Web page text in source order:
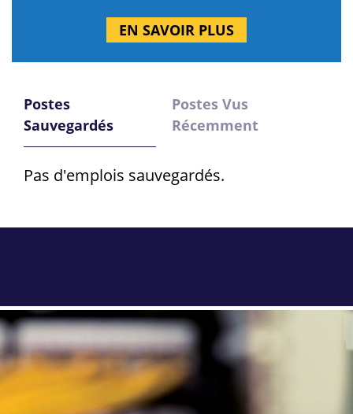
EN SAVOIR PLUS
Postes
Sauvegardés
Postes Vus
Récemment
Pas d'emplois sauvegardés.